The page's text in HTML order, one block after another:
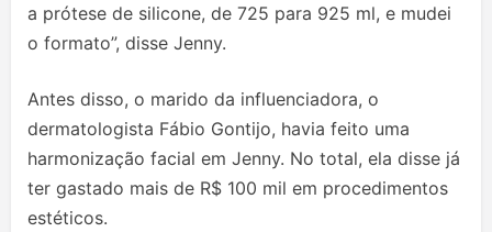
a prótese de silicone, de 725 para 925 ml, e mudei
o formato”, disse Jenny.
Antes disso, o marido da influenciadora, o
dermatologista Fábio Gontijo, havia feito uma
harmonização facial em Jenny. No total, ela disse já
ter gastado mais de R$ 100 mil em procedimentos
estéticos.